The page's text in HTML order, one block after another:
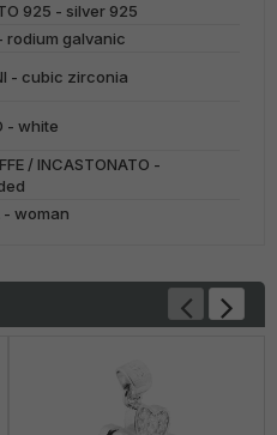
925 - silver 925
rodium galvanic
- cubic zirconia
- white
/ INCASTONATO -
- woman